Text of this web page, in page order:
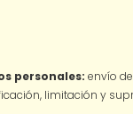
personales: envío
limitación y